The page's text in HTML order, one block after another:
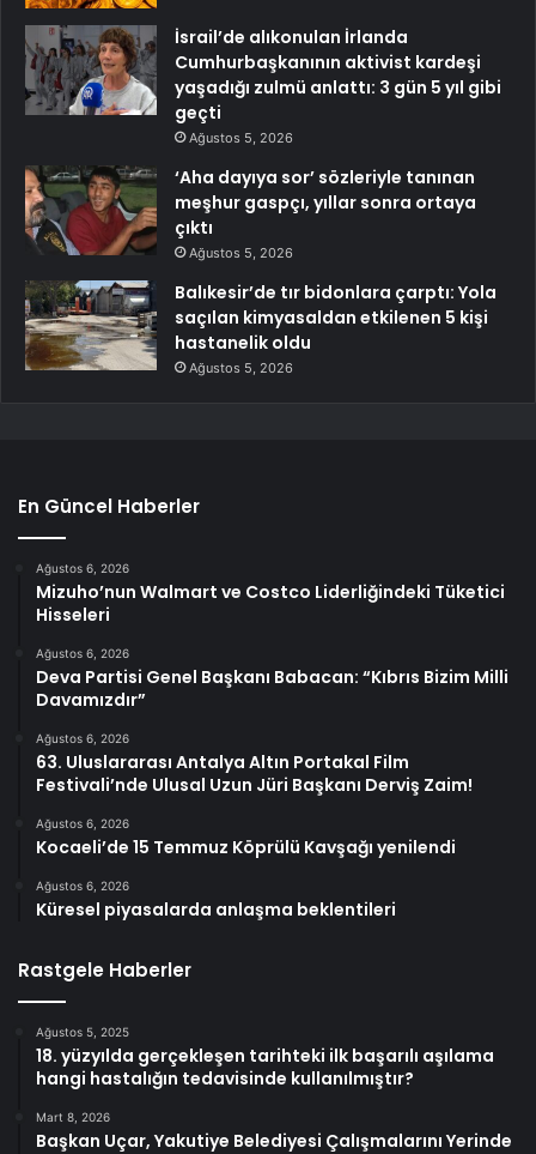
İsrail’de alıkonulan İrlanda
Cumhurbaşkanının aktivist kardeşi
yaşadığı zulmü anlattı: 3 gün 5 yıl gibi
geçti
Ağustos 5, 2026
‘Aha dayıya sor’ sözleriyle tanınan
meşhur gaspçı, yıllar sonra ortaya
çıktı
Ağustos 5, 2026
Balıkesir’de tır bidonlara çarptı: Yola
saçılan kimyasaldan etkilenen 5 kişi
hastanelik oldu
Ağustos 5, 2026
En Güncel Haberler
Ağustos 6, 2026
Mizuho’nun Walmart ve Costco Liderliğindeki Tüketici
Hisseleri
Ağustos 6, 2026
Deva Partisi Genel Başkanı Babacan: “Kıbrıs Bizim Milli
Davamızdır”
Ağustos 6, 2026
63. Uluslararası Antalya Altın Portakal Film
Festivali’nde Ulusal Uzun Jüri Başkanı Derviş Zaim!
Ağustos 6, 2026
Kocaeli’de 15 Temmuz Köprülü Kavşağı yenilendi
Ağustos 6, 2026
Küresel piyasalarda anlaşma beklentileri
Rastgele Haberler
Ağustos 5, 2025
18. yüzyılda gerçekleşen tarihteki ilk başarılı aşılama
hangi hastalığın tedavisinde kullanılmıştır?
Mart 8, 2026
Başkan Uçar, Yakutiye Belediyesi Çalışmalarını Yerinde